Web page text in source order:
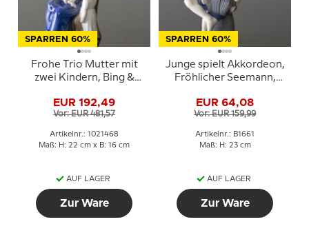
SPARREN 60%
Frohe Trio Mutter mit
zwei Kindern, Bing &
oder 468
EUR 192,49
Vor: EUR 481,57
Artikelnr.: 1021468
Maß: H: 22 cm x B: 16 cm
AUF LAGER
Zur Ware
SPARREN 60%
Junge spielt Akkordeon,
Fröhlicher Seemann,
musikalische Figur Nr.
1661
EUR 64,08
Vor: EUR 159,99
Artikelnr.: B1661
Maß: H: 23 cm
AUF LAGER
Zur Ware